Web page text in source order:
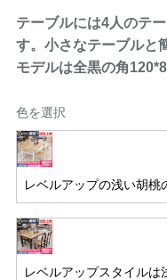
テーブルには4人のテ
す。小さなテーブルと
モデルは全黒の角
色を選択
レベルアップの浅い胡桃
レベルアップスタイルは